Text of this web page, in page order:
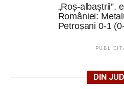
„Roș-albaștrii”,
României:
Petroșani 0-1
DIN